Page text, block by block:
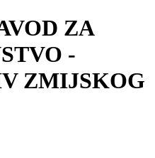
ZA
-
ZMIJSKOG